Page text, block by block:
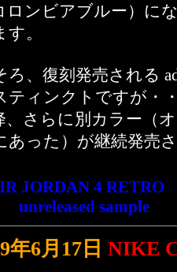
ロンビアブルー）に
。
ろ、復刻発売される
ティンクトですが・
、さらに別カラー（
あった）が継続発売
JORDAN 4
unreleased sample
年6月17日 NIKE